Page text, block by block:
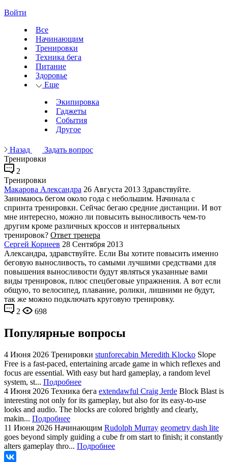
Войти
Все
Начинающим
Тренировки
Техника бега
Питание
Здоровье
Еще
Экипировка
Гаджеты
События
Другое
Назад
Задать вопрос
Тренировки
2
Тренировки
Макарова Александра 26 Августа 2013 Здравствуйте.
Занимаюсь бегом около года с небольшим. Начинала с
спринта тренировки. Сейчас бегаю средние дистанции. И вот
мне интересно, можно ли повысить выносливость чем-то
другим кроме различных кроссов и интервальных
тренировок? Ответ тренера
Сергей Корнеев 28 Сентября 2013
Александра, здравствуйте. Если Вы хотите повысить именно
беговую выносливость, то самыми лучшими средствами для
повышения выносливости будут являться указанные вами
виды тренировок, плюс спецбеговые упражнения. А вот если
общую, то велосипед, плавание, ролики, лишними не будут,
так же можно подключать круговую тренировку.
2
698
Популярные вопросы
4 Июня 2026 Тренировки stunforecabin Meredith Klocko Slope
Free is a fast-paced, entertaining arcade game in which reflexes and
focus are essential. With easy but hard gameplay, a random level
system, st... Подробнее
4 Июня 2026 Техника бега extendawful Craig Jerde Block Blast is
interesting not only for its gameplay, but also for its easy-to-use
looks and audio. The blocks are colored brightly and clearly,
makin... Подробнее
11 Июня 2026 Начинающим Rudolph Murray geometry dash lite
goes beyond simply guiding a cube fr om start to finish; it constantly
alters gameplay thro... Подробнее